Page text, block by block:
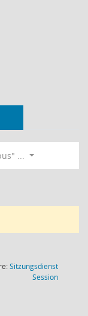
...
Sitzungsdienst
Session(Wird in